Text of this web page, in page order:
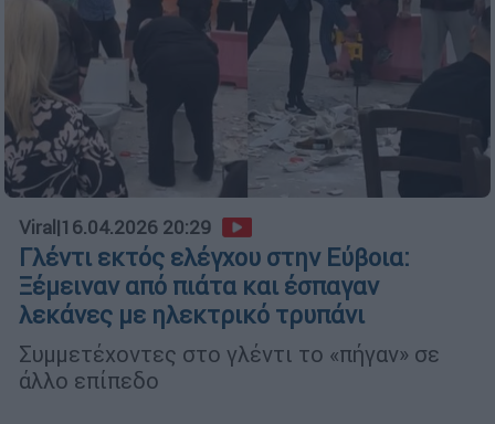
Viral |16.04.2026 20:29
Γλέντι εκτός ελέγχου στην Εύβοια:
Ξέμειναν από πιάτα και έσπαγαν
λεκάνες με ηλεκτρικό τρυπάνι
Συμμετέχοντες στο γλέντι το «πήγαν» σε
άλλο επίπεδο